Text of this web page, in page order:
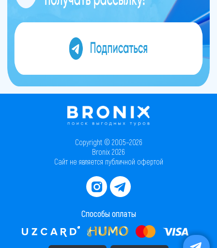
Copyright © 2005–2026
Bronix 2026
Сайт не является публичной офертой
Способы оплаты